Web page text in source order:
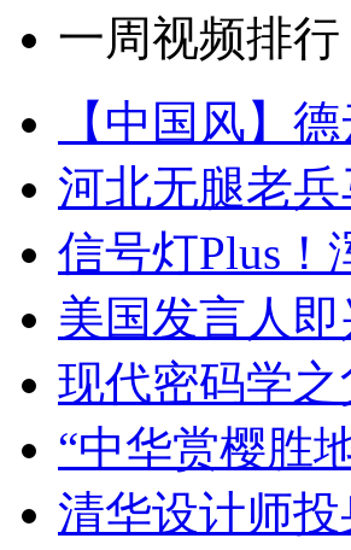
一周视频排行
【中国风】
河北无腿老
信号灯Plus！
美国发言人
现代密码学
“中华赏樱胜
清华设计师